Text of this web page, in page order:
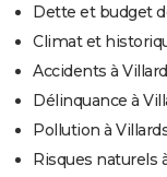
Dette et budget
Climat et
Accidents à
Délinquance à
Pollution à
Risques naturels